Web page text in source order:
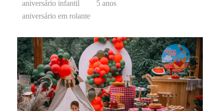
aniversário infantil
5 anos
aniversário em rolante